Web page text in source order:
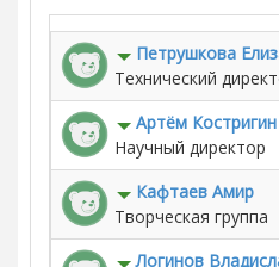
Петрушкова
Технический
Артём Костригин
Научный директор
Кафтаев Амир
Творческая группа
Логинов